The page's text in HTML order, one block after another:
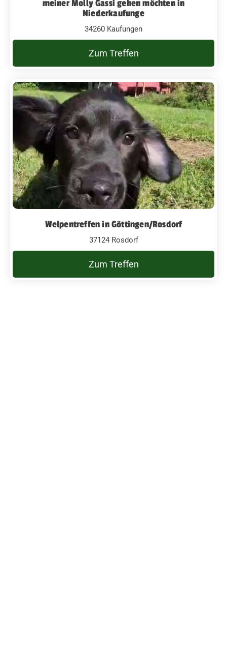
meiner Molly Gassi gehen möchten in
Niederkaufunge
34260 Kaufungen
Zum Treffen
Welpentreffen in Göttingen/Rosdorf
37124 Rosdorf
Zum Treffen